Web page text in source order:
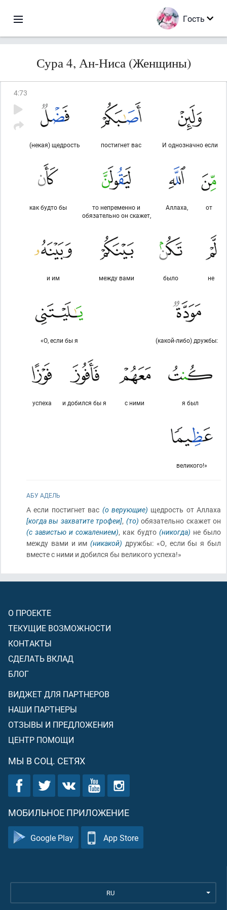
Гость
Сура 4, Ан-Ниса (Женщины)
4:73
И однозначно если
постигнет вас
(некая) щедрость
от
Аллаха,
то непременно и
обязательно он скажет,
как будто бы
не
было
между вами
и им
(какой-либо) дружбы:
«О, если бы я
я был
с ними
и добился бы я
успеха
великого!»
АБУ АДЕЛЬ
А если постигнет вас (о верующие) щедрость от Аллаха
[когда вы захватите трофеи], (то) обязательно скажет он
(с завистью и сожалением), как будто (никогда) не было
между вами и им(никакой) дружбы: «О, если бы я был
вместе с ними и добился бы великого успеха!»
О ПРОЕКТЕ
ТЕКУЩИЕ ВОЗМОЖНОСТИ
КОНТАКТЫ
СДЕЛАТЬ ВКЛАД
БЛОГ
ВИДЖЕТ ДЛЯ ПАРТНЕРОВ
НАШИ ПАРТНЕРЫ
ОТЗЫВЫ И ПРЕДЛОЖЕНИЯ
ЦЕНТР ПОМОЩИ
МЫ В СОЦ. СЕТЯХ
МОБИЛЬНОЕ ПРИЛОЖЕНИЕ
Google Play App Store
RU